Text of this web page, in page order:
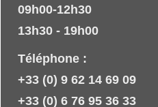
09h00-12h30
13h30 - 19h00
Téléphone :
+33 (0) 9 62 14 69 09
+33 (0) 6 76 95 36 33